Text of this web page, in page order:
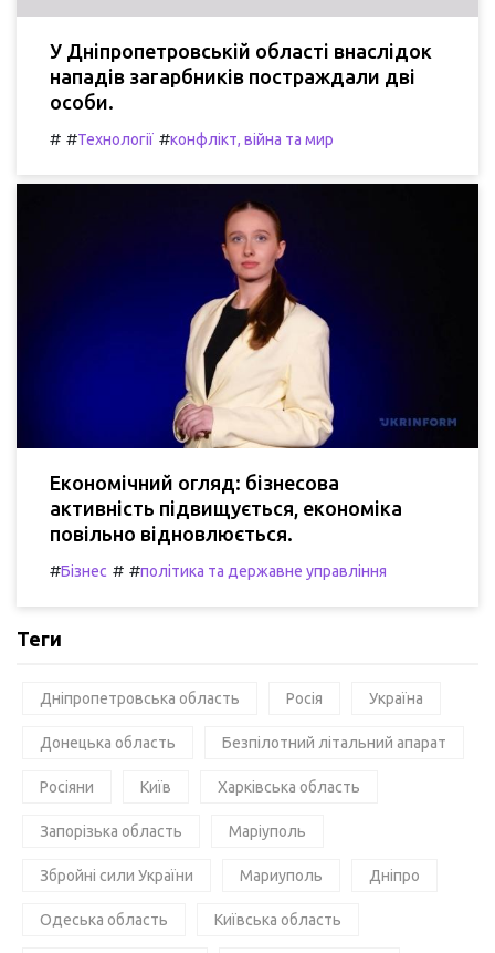
У Дніпропетровській області внаслідок
нападів загарбників постраждали дві
особи.
# #Технології #конфлікт, війна та мир
Економічний огляд: бізнесова
активність підвищується, економіка
повільно відновлюється.
#Бізнес # #політика та державне управління
Теги
Дніпропетровська область Росія Україна
Донецька область Безпілотний літальний апарат
Росіяни Київ Харківська область
Запорізька область Маріуполь
Збройні сили України Мариуполь Дніпро
Одеська область Київська область